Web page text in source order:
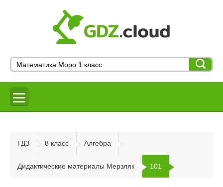
ГДЗ 8 класс Алгебра
Дидактические материалы Мерзляк 101